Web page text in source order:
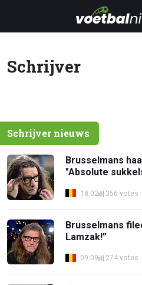
Schrijver
Schrijver nieuws
Brusselmans
"Absolute
18:02 356 votes
Brusselmans
Lamzak!”
09:09 274 votes